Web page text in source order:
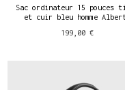
Sac ordinateur 15 pouces
et cuir bleu homme
199,00 €